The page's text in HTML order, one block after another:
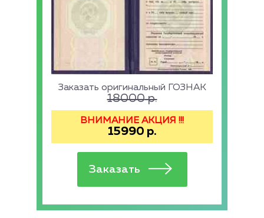
Заказать оригинальный ГОЗНАК
18000р.
ВНИМАНИЕ АКЦИЯ !!!
15990 р.